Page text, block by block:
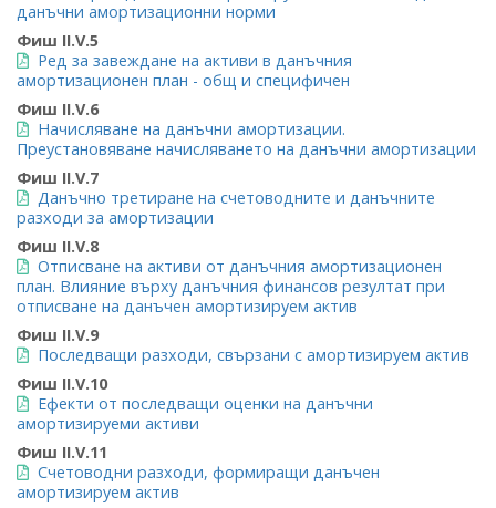
данъчни амортизационни норми
Фиш II.V.5
Ред за завеждане на активи в данъчния
амортизационен план - общ и специфичен
Фиш II.V.6
Начисляване на данъчни амортизации.
Преустановяване начисляването на данъчни амортизации
Фиш II.V.7
Данъчно третиране на счетоводните и данъчните
разходи за амортизации
Фиш II.V.8
Отписване на активи от данъчния амортизационен
план. Влияние върху данъчния финансов резултат при
отписване на данъчен амортизируем актив
Фиш II.V.9
Последващи разходи, свързани с амортизируем актив
Фиш II.V.10
Ефекти от последващи оценки на данъчни
амортизируеми активи
Фиш II.V.11
Счетоводни разходи, формиращи данъчен
амортизируем актив